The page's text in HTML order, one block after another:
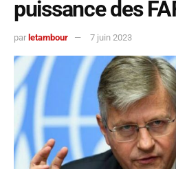
puissance des
par letambour 7 juin 2023